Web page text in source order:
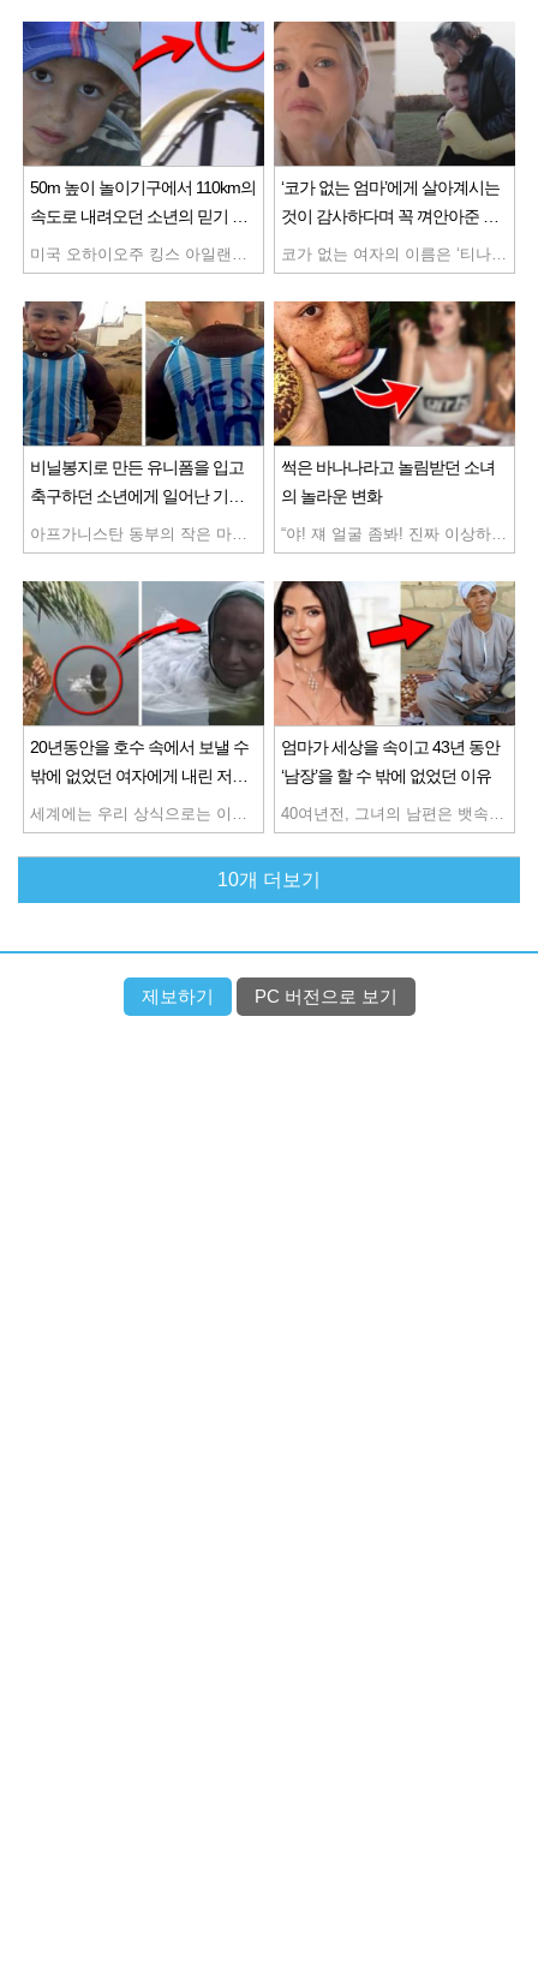
50m 높이 놀이기구에서 110km의
속도로 내려오던 소년의 믿기 힘
든 마지막 순간
‘코가 없는 엄마’에게 살아계시는
것이 감사하다며 꼭 껴안아준 딸,
그리고 찾아온 기적같은 변화
비닐봉지로 만든 유니폼을 입고
축구하던 소년에게 일어난 기적
같은 일
썩은 바나나라고 놀림받던 소녀
의 놀라운 변화
20년동안을 호수 속에서 보낼 수
밖에 없었던 여자에게 내린 저주
의 정체
세계에는 우리 상식으로는 이해할 수 없는 생활 양식으로 하루를 보내고 있는 사람들이 있습니다. 인도 서벵골 주에 위치한 농촌에 사는 여성도 그중 한명인데요. 그녀는 무려 20년 동안 하루의 대부분을 호수 속에 들어가 생활하고 있다고 합니다. 사진에서 보이듯 호수의 수면 위에서 얼굴만 내민 여성은 더위를 견디기 위해 물놀이를 하고 있는 것이 아닙니다. 그녀의 이름은 ‘파탈니 고슈’ 나이는 65세입니다. 파탈니 씨는 매일 일출보다 일찍 눈을 뜨면 집 근처에 있는 호수 안으로 들어가 수면에서 얼굴을 내민 상태로 해가 질 때까지 12~14시간을 보내고 있는데요. 그녀는 이런 생활을 20년 동안 하루도 빠지지 않고 매일 계속하고 있습니다. 그녀가 호수 속에서 생활하게 된 시기는 1998년부터 였는데요. 어느 날 갑자기 이유도 없이 파탈니 씨의 온몸에 피부 염증과 통증이 찾아왔습니다. 아무리 병원을 돌아다녀봐도 원인을 알 수 없었는데요. 그런데 파탈니씨가 느끼기에는 낮에 떠있는 햇빛이 피부에 악영향을 주고 있는 것 같았고, 그녀의 견디기 어려운 통증은 전혀 가라앉을 기미도 보이지 않았습니다. 유일하게 몸을 물에 담그고 있을 때 통증이 완화됐습니다. 그렇게 파탈니 씨는 집 근처 호수에 장시간 들어가게 되었고, 그것이 현재도 계속되고 있다고 하는데요. 하루종일을 물속에서 보낸 파탈니 씨는 일몰 후 가족과 함께 사는 집으로 돌아와 약간의 쌀과 채소로 식사를 하고 잠잘 때까지 집안일 등을 하고 있다고 합니다. 가족들도 파탈니 씨가 호수 속에 들어가는 것을 걱정하고 있지만 도시에 가서 의사에게 진찰을 받거나 치료를 받을 여유도 없어 큰 병원에 갈 엄두도 못내고 있습니다. 같은 마을에 사는 신앙심이 깊은 사람들은 “그녀는 언젠가 호수의 정령이 될 것이다.” 라고 생각한다고 하는데요. 과연 그녀를 괴롭히는 병의 정체는 무엇일까요?
엄마가 세상을 속이고 43년 동안
‘남장’을 할 수 밖에 없었던 이유
40여년전, 그녀의 남편은 뱃속에서 아직 태어나지 않은 첫 딸을 보지 못한 채로 하늘나라로 떠났습니다. 그녀의 나이 21살 때의 일이였습니다. 지금은 좀 나아졌지만 그 당시만 해도 여자가 일자리를 얻는다는 것은 상상도 못할 일이였는데요. 게다가 그녀는 아무런 교육도 받지 못했고, 젖먹이 딸이 있는 과부일 뿐이었기에, 그녀를 받아주는 곳도 그녀가 할 수 있는 일도 없었습니다. 그녀는 절망하였지만 배고픔으로 인해 잠에서 깬 어린 딸을 보며 그녀는 무언가를 결심한 듯한 표정을 지었습니다. 그리고는 가위를 찾아 부엌으로 들어갔는데요. 그곳에서 그녀는 자신의 머리를 짧게 자르기 시작했습니다. 머리 손질이 끝나자 이번에는 옷장에 남겨두었던 남편의 옷을 꺼내입기 시작했는데요. 그렇게 첫 어설픈 남장을 마친 그녀가 처음으로 향한 곳은 시내 외곽의 한 벽돌공장이였습니다. “저기, 일 좀 할 수 있을까요?” 그녀는 자신이 낼 수 있는 가장 굵은 목소리로 얘기했습니다. 감독관은 보통 남자보다 체구가 작은 낯선 사내를 위 아래로 훑어봤습니다. “내일부터 나오슈.” 호리호리한 사내가 썩 마음에 들지는 않았지만 마침 현장에 일손이 부족했던 터라 어쩔 수 없이 그녀를 채용했는데요. 그때부터 그녀는 오직 자신의 하나뿐인 딸을 위해 여자의 몸으로 험하고 힘든 일을 마다하지 않고, 닥치는 대로 일을 하기 시작했습니다. 그렇게 시간이 흘러 60대가 된 그녀는 더 이상 체력의 한계로 인해 공장을 다닐 수 없게 되었고, 거리에 자리를 펴고 구두닦이를 하게 되었습니다. 그녀가 평상시처럼 구두를 닦고 있을 때 왠 정장을 입은 신사가 다가왔고, 그녀는 여느 때 처럼 물었습니다. “구두 닦으시겠어요?” 신사는 대답 대신 작은 봉투하나를 내밀었습니다. 거기에는 글씨가 쓰여있었지만, 그녀는 글을 읽을 줄 몰랐습니다. “미안하지만 제가 까막눈인데..” 그러자 신사가 대신 봉투 안에 적힌 내용을 읽어 주었는데요. “당신을 올해 최고의 어머니로 인정합니다.” 그것은 이집트 대통령이 그녀에게 직접 보낸 편지였습니다. 가족을 위해 무려 43년의 세월을 남장한 채 살아왔던 ‘아부 다오’는 이집트 대통령인 알 시시의 초청을 받아 최고의 어머니상을 직접 수여받게 되었으며, 더 이상 거리에서 고생하지 않고 가족과 함께 할 수 있도록 가게를 선물받았다고 합니다.
10개 더보기
제보하기 PC 버전으로 보기